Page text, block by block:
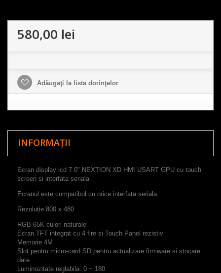
580,00 lei
Adăugaţi la lista dorinţelor
INFORMAȚII
Ecran display lcd 7.0" NEXTION XD HMI USART GPU cu touch
screen si interfata seriala
Ecranul este compatibul cu orice interfata seriala.
Rezoluție 800 x 480
RGB 65K culori naturale
Ecran TFT integrat cu 4 fire si Touch Panel rezistiv
Memorie 4M
Slot pentru micro-card SD pentru actualizare firmware si stocare
date
Luminozitate reglabila: 0 ~ 180